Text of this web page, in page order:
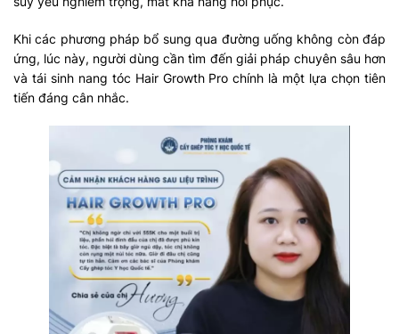
Khi các phương pháp bổ sung qua đường uống không còn đáp
ứng, lúc này, người dùng cần tìm đến giải pháp chuyên sâu hơn
và tái sinh nang tóc Hair Growth Pro chính là một lựa chọn tiên
tiến đáng cân nhắc.